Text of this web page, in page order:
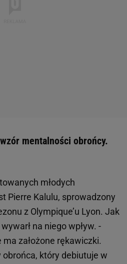
mentalności obrońcy.
młodych
Pierre Kalulu, sprowadzony
z Olympique’u Lyon. Jak
na niego wpływ. -
założone rękawiczki.
który debiutuje w